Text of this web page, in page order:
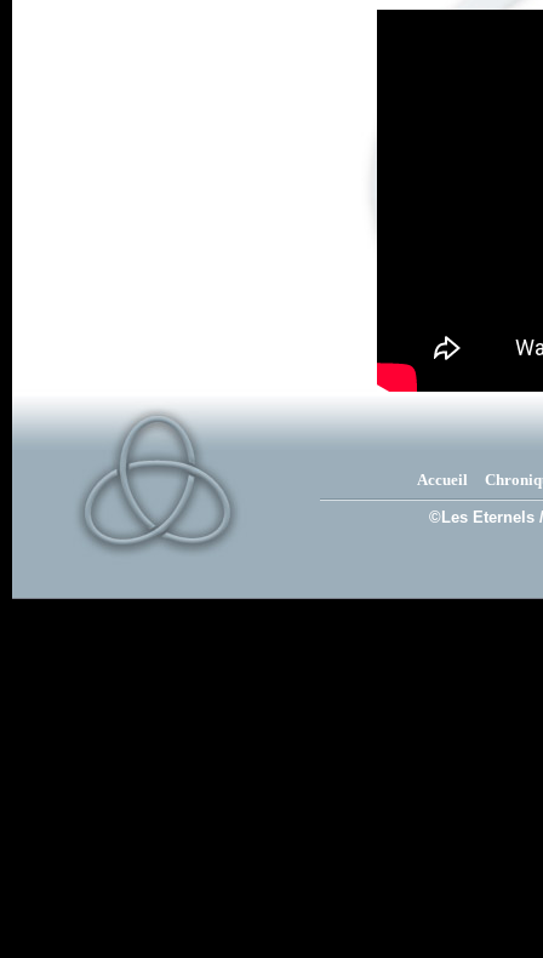
Accueil
©Les Eternels